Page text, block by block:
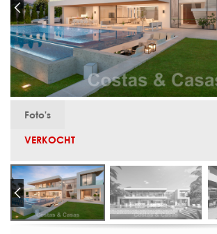
Foto's
VERKOCHT